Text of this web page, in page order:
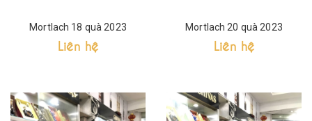
Mortlach 18 quà 2023
Liên hệ
Mortlach 20 quà 2023
Liên hệ